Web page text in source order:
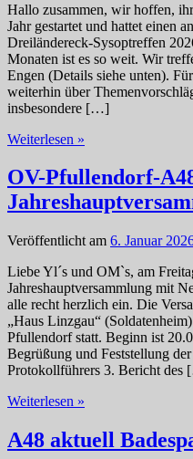
Hallo zusammen, wir hoffen,
Jahr gestartet und hattet einen
Dreiländereck-Sysoptreffen
Monaten ist es so weit. Wir
Engen (Details siehe unten).
weiterhin über
insbesondere […]
Weiterlesen »
Treffen
2026
OV-Pfullendorf-
Veröffentlicht am 6. Januar
Liebe Yl´s und OM`s, am
Jahreshauptversammlung mit
alle recht herzlich ein. Die
„Haus Linzgau“
Pfullendorf statt. Beginn ist
Begrüßung und Feststellung
Protokollführers 3. Bericht
Weiterlesen »
A48
A48 aktuell